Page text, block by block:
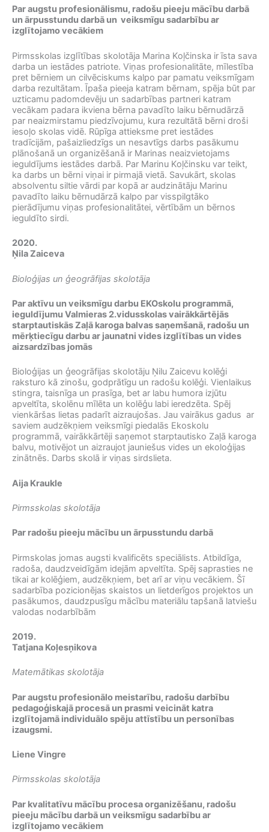
Par augstu profesionālismu, radošu pieeju mācību darbā
un ārpusstundu darbā un veiksmīgu sadarbību ar
izglītojamo vecākiem
Pirmsskolas izglītības skolotāja Marina Koļčinska ir īsta sava
darba un iestādes patriote. Viņas profesionalitāte, mīlestība
pret bērniem un cilvēciskums kalpo par pamatu veiksmīgam
darba rezultātam. Īpaša pieeja katram bērnam, spēja būt par
uzticamu padomdevēju un sadarbības partneri katram
vecākam padara ikviena bērna pavadīto laiku bērnudārzā
par neaizmirstamu piedzīvojumu, kura rezultātā bērni droši
iesoļo skolas vidē. Rūpīga attieksme pret iestādes
tradīcijām, pašaizliedzīgs un nesavtīgs darbs pasākumu
plānošanā un organizēšanā ir Marinas neaizvietojams
ieguldījums iestādes darbā. Par Marinu Koļčinsku var teikt,
ka darbs un bērni viņai ir pirmajā vietā. Savukārt, skolas
absolventu siltie vārdi par kopā ar audzinātāju Marinu
pavadīto laiku bērnudārzā kalpo par visspilgtāko
pierādījumu viņas profesionalitātei, vērtībām un bērnos
ieguldīto sirdi.
2020.
Ņila Zaiceva
Bioloģijas un ģeogrāfijas skolotāja
Par aktīvu un veiksmīgu darbu EKOskolu programmā,
ieguldījumu Valmieras 2.vidusskolas vairākkārtējās
starptautiskās Zaļā karoga balvas saņemšanā, radošu un
mērķtiecīgu darbu ar jaunatni vides izglītības un vides
aizsardzības jomās
Bioloģijas un ģeogrāfijas skolotāju Ņilu Zaicevu kolēģi
raksturo kā zinošu, godprātīgu un radošu kolēģi. Vienlaikus
stingra, taisnīga un prasīga, bet ar labu humora izjūtu
apveltīta, skolēnu mīlēta un kolēģu labi ieredzēta. Spēj
vienkāršas lietas padarīt aizraujošas. Jau vairākus gadus ar
saviem audzēkņiem veiksmīgi piedalās Ekoskolu
programmā, vairākkārtēji saņemot starptautisko Zaļā karoga
balvu, motivējot un aizraujot jauniešus vides un ekoloģijas
zinātnēs. Darbs skolā ir viņas sirdslieta.
Aija Kraukle
Pirmsskolas skolotāja
Par radošu pieeju mācību un ārpusstundu darbā
Pirmskolas jomas augsti kvalificēts speciālists. Atbildīga,
radoša, daudzveidīgām idejām apveltīta. Spēj saprasties ne
tikai ar kolēģiem, audzēkņiem, bet arī ar viņu vecākiem. Šī
sadarbība pozicionējas skaistos un lietderīgos projektos un
pasākumos, daudzpusīgu mācību materiālu tapšanā latviešu
valodas nodarbībām
2019.
Tatjana Koļesņikova
Matemātikas skolotāja
Par augstu profesionālo meistarību, radošu darbību
pedagoģiskajā procesā un prasmi veicināt katra
izglītojamā individuālo spēju attīstību un personības
izaugsmi.
Liene Vingre
Pirmsskolas skolotāja
Par kvalitatīvu mācību procesa organizēšanu, radošu
pieeju mācību darbā un veiksmīgu sadarbību ar
izglītojamo vecākiem